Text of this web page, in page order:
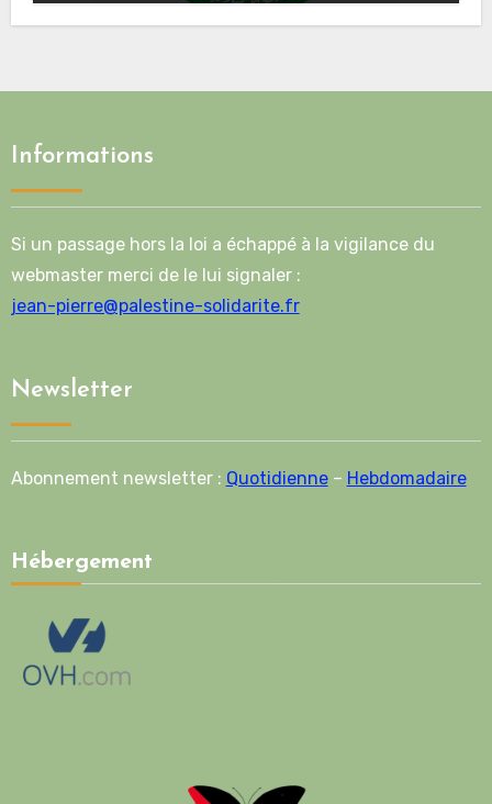
Informations
Si un passage hors la loi a échappé à la vigilance du
webmaster merci de le lui signaler :
jean-pierre@palestine-solidarite.fr
Newsletter
Abonnement newsletter : Quotidienne– Hebdomadaire
Hébergement